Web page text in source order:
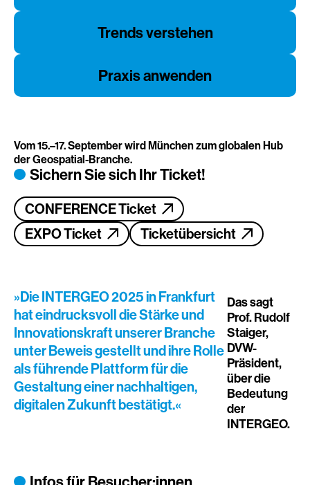
Trends verstehen
Praxis anwenden
Sichern Sie sich Ihr Ticket!
Vom 15.–17. September wird München zum globalen Hub
der Geospatial-Branche.
CONFERENCE Ticket
EXPO Ticket
Ticketübersicht
»Die INTERGEO 2025 in Frankfurt
hat eindrucksvoll die Stärke und
Innovationskraft unserer Branche
unter Beweis gestellt und ihre Rolle
als führende Plattform für die
Gestaltung einer nachhaltigen,
digitalen Zukunft bestätigt.«
Das sagt
Prof. Rudolf
Staiger,
DVW-
Präsident,
über die
Bedeutung
der
INTERGEO.